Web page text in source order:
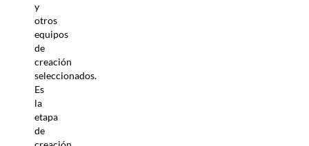
y
otros
equipos
de
creación
seleccionados.
Es
la
etapa
de